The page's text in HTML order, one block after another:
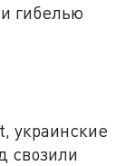
гибелью
украинские
свозили